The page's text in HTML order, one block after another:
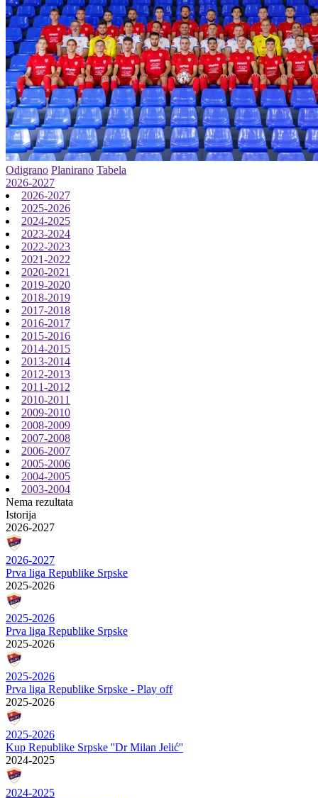
Odigrano Planirano Tabela
2026-2027
2026-2027
2025-2026
2024-2025
2023-2024
2022-2023
2021-2022
2020-2021
2019-2020
2018-2019
2017-2018
2016-2017
2015-2016
2014-2015
2013-2014
2012-2013
2011-2012
2010-2011
2009-2010
2008-2009
2007-2008
2006-2007
2005-2006
2004-2005
2003-2004
Nema rezultata
Istorija
2026-2027
2026-2027
Prva liga Republike Srpske
2025-2026
2025-2026
Prva liga Republike Srpske
2025-2026
2025-2026
Prva liga Republike Srpske - Play off
2025-2026
2025-2026
Kup Republike Srpske ''Dr Milan Jelić''
2024-2025
2024-2025